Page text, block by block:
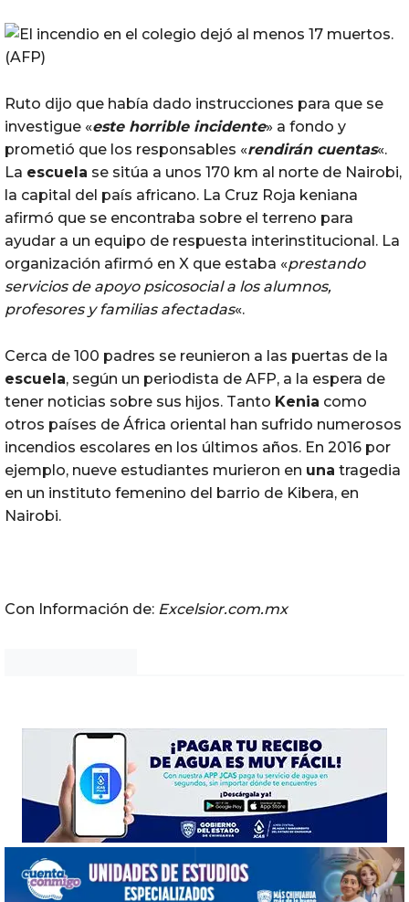
Ruto dijo que había dado instrucciones para que se
investigue «este horrible incidente» a fondo y
prometió que los responsables «rendirán cuentas«.
La escuela se sitúa a unos 170 km al norte de Nairobi,
la capital del país africano. La Cruz Roja keniana
afirmó que se encontraba sobre el terreno para
ayudar a un equipo de respuesta interinstitucional. La
organización afirmó en X que estaba «prestando
servicios de apoyo psicosocial a los alumnos,
profesores y familias afectadas«.
Cerca de 100 padres se reunieron a las puertas de la
escuela, según un periodista de AFP, a la espera de
tener noticias sobre sus hijos. Tanto Kenia como
otros países de África oriental han sufrido numerosos
incendios escolares en los últimos años. En 2016 por
ejemplo, nueve estudiantes murieron en una tragedia
en un instituto femenino del barrio de Kibera, en
Nairobi.
Con Información de: Excelsior.com.mx